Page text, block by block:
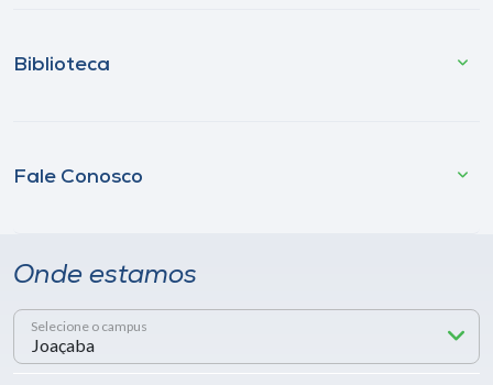
Biblioteca
Fale Conosco
Onde estamos
Selecione o campus